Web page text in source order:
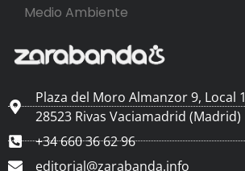
Medio Ambiente
Plaza del Moro Almanzor 9, Local 1
28523 Rivas Vaciamadrid (Madrid)
+34 660 36 62 96
editorial@zarabanda.info